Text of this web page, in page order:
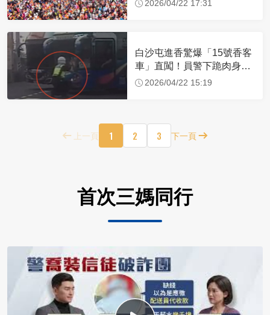
2026/04/22 17:31
白沙屯進香驚爆「15號香客
車」直闖！員警下跪肉身擋
車：讓行人先過
2026/04/22 15:19
上一頁 1 2 3 下一頁
首次三媽同行